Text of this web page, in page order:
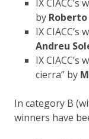
IX
by
IX
Andreu
IX
cierra” by
In category B
winners have